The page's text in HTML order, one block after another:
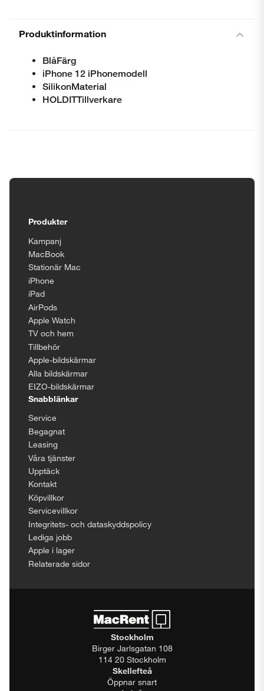
Produktinformation
BlåFärg
iPhone 12 iPhonemodell
SilikonMaterial
HOLDITTillverkare
Produkter
Kampanj
MacBook
Stationär Mac
iPhone
iPad
AirPods
Apple Watch
TV och hem
Tillbehör
Apple-bildskärmar
Alla bildskärmar
EIZO-bildskärmar
Snabblänkar
Service
Begagnat
Leasing
Våra tjänster
Upptäck
Kontakt
Köpvillkor
Servicevillkor
Integritets- och dataskyddspolicy
Lediga jobb
Apple i lager
Relaterade sidor
Stockholm
Birger Jarlsgatan 108
114 20 Stockholm
Skellefteå
Öppnar snart